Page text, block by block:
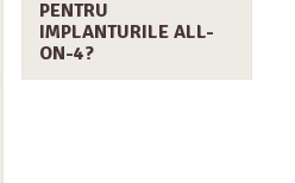
PENTRU
IMPLANTURILE ALL-
ON-4?